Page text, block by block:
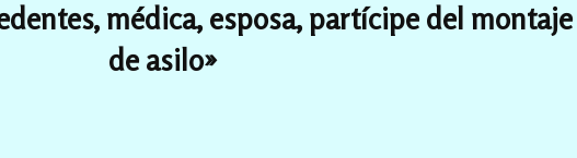
médica, esposa, partícipe del
de asilo»